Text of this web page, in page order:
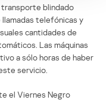
transporte blindado
llamadas telefónicas y
cantidades de
Las máquinas
a sólo horas de haber
servicio.
el Viernes Negro